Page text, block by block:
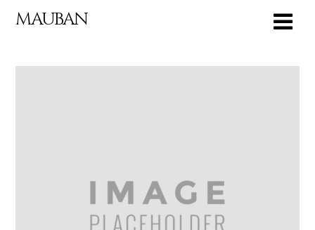
MAUBAN